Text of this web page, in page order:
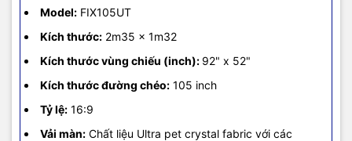
Model: FIX105UT
Kích thước: 2m35 x 1m32
Kích thước vùng chiếu (inch): 92" x 52"
Kích thước đường chéo: 105 inch
Tỷ lệ: 16:9
Vải màn: Chất liệu Ultra pet crystal fabric với các